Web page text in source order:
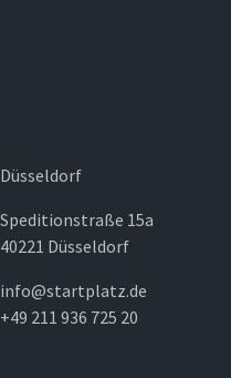
Düsseldorf
Speditionstraße 15a
40221 Düsseldorf
info@startplatz.de
+49 211 936 725 20